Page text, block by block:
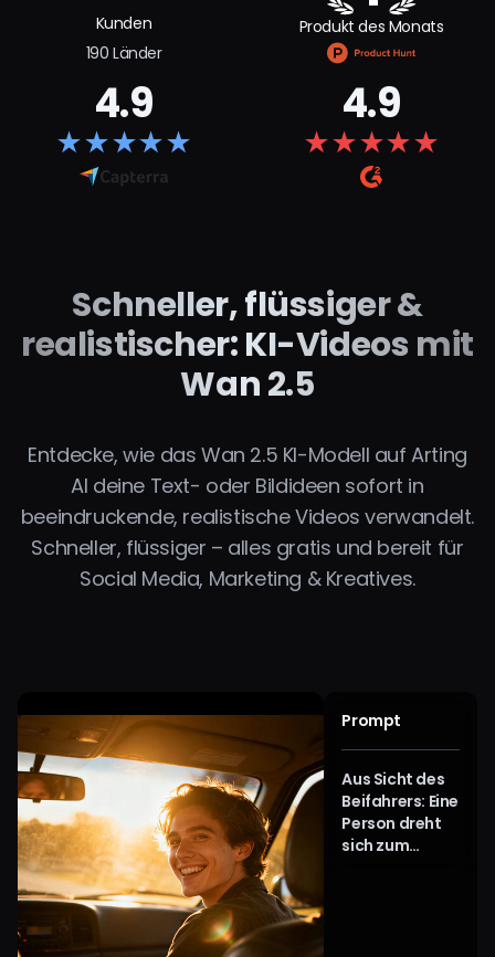
Kunden
190 Länder
Produkt des Monats
4.9
★★★★★
4.9
★★★★★
Schneller, flüssiger &
realistischer: KI-Videos mit
Wan 2.5
Entdecke, wie das Wan 2.5 KI-Modell auf Arting
AI deine Text- oder Bildideen sofort in
beeindruckende, realistische Videos verwandelt.
Schneller, flüssiger – alles gratis und bereit für
Social Media, Marketing & Kreatives.
Prompt
Aus Sicht des
Beifahrers: Eine
Person dreht
sich zum